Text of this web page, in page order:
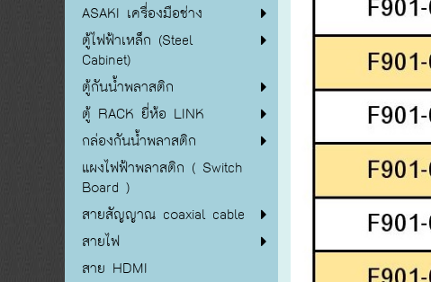
ASAKI เครื่องมือช่าง
ตู้ไฟฟ้าเหล็ก (Steel
Cabinet)
ตู้กันน้ำพลาสติก
ตู้ RACK ยี่ห้อ LINK
กล่องกันน้ำพลาสติก
แผงไฟฟ้าพลาสติก ( Switch
Board )
สายสัญญาณ coaxial cable
สายไฟ
สาย HDMI